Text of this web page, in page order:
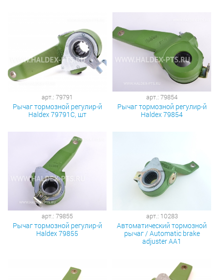
арт.: 79791
Рычаг тормозной регулир-й
Haldex 79791С, шт
арт.: 79854
Рычаг тормозной регулир-й
Haldex 79854
арт.: 79855
Рычаг тормозной регулир-й
Haldex 79855
арт.: 10283
Автоматический тормозной
рычаг / Automatic brake
adjuster AA1